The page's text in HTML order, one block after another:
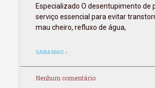
Especializado O desentupimento de
serviço essencial para evitar
mau cheiro, refluxo de água,
SAIBA MAIS »
Nenhum comentário